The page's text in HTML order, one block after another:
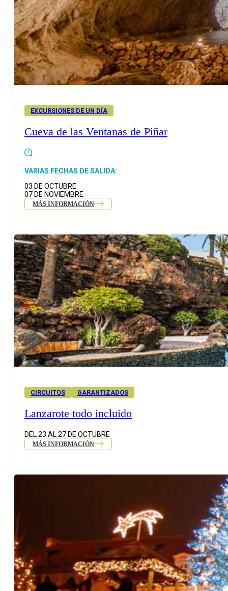
EXCURSIONES DE UN DÍA
Cueva de las Ventanas de Piñar
VARIAS FECHAS DE SALIDA:
03 DE OCTUBRE
07 DE NOVIEMBRE
MÁS INFORMACIÓN
CIRCUITOS GARANTIZADOS
Lanzarote todo incluido
DEL 23 AL 27 DE OCTUBRE
MÁS INFORMACIÓN